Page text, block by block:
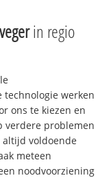
in regio
technologie werken
ons te kiezen en
verdere problemen
altijd voldoende
meteen
noodvoorziening